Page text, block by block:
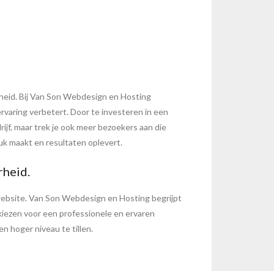
Bij Van Son Webdesign en Hosting
verbetert. Door te investeren in een
maar trek je ook meer bezoekers aan die
maakt en resultaten oplevert.
Van Son Webdesign en Hosting begrijpt
voor een professionele en ervaren
hoger niveau te tillen.